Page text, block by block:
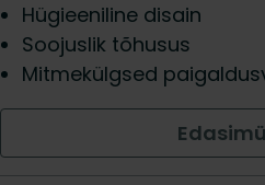
Hügieeniline disain
Soojuslik tõhusus
Mitmekülgsed